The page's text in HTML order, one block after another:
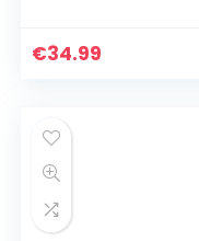
& Achterbank,
Opvouwbare
Hondendeken,
Autostoelhoes,
Passagiersstoel,
Waterdicht,
€34.99